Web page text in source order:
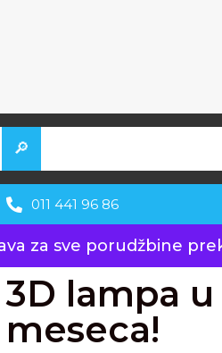
🔎
011 441 96 86
za sve porudžbine
3D lampa
meseca!